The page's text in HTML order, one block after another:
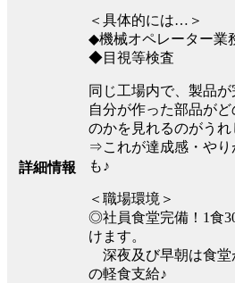
詳細情報
＜具体的には…＞
◆機械オペレーター業
◆目視等検査
同じ工場内で、製品
自分が作った部品が
のかを見れるのがうれ
⇒これが達成感・やり
も♪
＜職場環境＞
◎社員食堂完備！1食
けます。
深夜及び早朝は食堂
の軽食支給♪